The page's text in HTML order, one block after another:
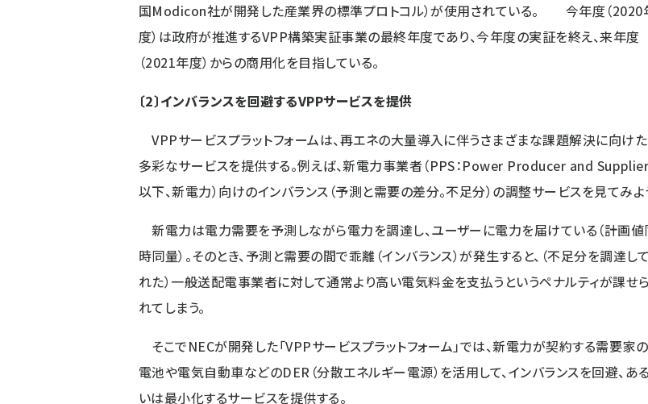
国Modicon社が開発した産業界の標準プロトコル）が使用されている。 今年度（2020
度）は政府が推進するVPP構築実証事業の最終年度であり、今年度の実証を終え、来年度
（2021年度）からの商用化を目指している。
〔2〕インバランスを回避するVPPサービスを提供
VPPサービスプラットフォームは、再エネの大量導入に伴うさまざまな課題解決に向けた
多彩なサービスを提供する。例えば、新電力事業者（PPS：Power Producer and Supplier
以下、新電力）向けのインバランス（予測と需要の差分。不足分）の調整サービスを見てみよ
新電力は電力需要を予測しながら電力を調達し、ユーザーに電力を届けている（計画値
時同量）。そのとき、予測と需要の間で乖離（インバランス）が発生すると、（不足分を調達し
れた）一般送配電事業者に対して通常より高い電気料金を支払うというペナルティが課せら
れてしまう。
そこでNECが開発した「VPPサービスプラットフォーム」では、新電力が契約する需要家
電池や電気自動車などのDER（分散エネルギー電源）を活用して、インバランスを回避、ある
いは最小化するサービスを提供する。